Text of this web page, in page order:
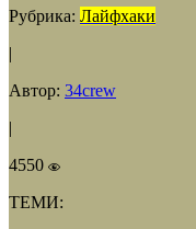
Рубрика: Лайфхаки
|
Автор: 34crew
|
4550
ТЕМИ: